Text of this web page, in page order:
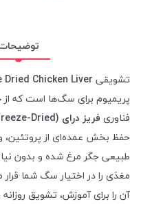
تشویقیDried Chicken Liver
پریمیوم برای سگ‌ها است که از
فناوری فریز درای (Freeze-Dried)
حفظ بخش عمده‌ای از پروتئین،
طبیعی جگر مرغ شده و بدون
مغذی را در اختیار سگ شما
آن را برای آموزش، تشویق